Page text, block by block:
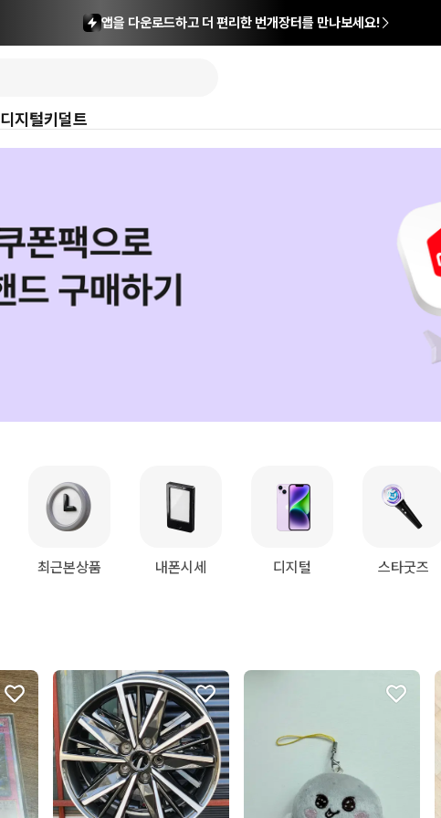
앱을 다운로드하고 더 편리한 번개장터를 만나보세요!
디지털키덜트
최근본상품 내폰시세 디지털 스타굿즈